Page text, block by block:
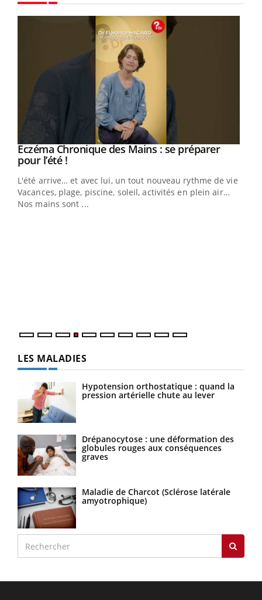
Youtube
Eczéma Chronique des Mains : se préparer
pour l’été !Youtube
L'été arrive… et avec lui, un tout nouveau rythme de vie !
Vacances, plage, piscine, soleil, activités en plein air…
Nos mains sont ...
LES MALADIES
Hypotension orthostatique : quand la
pression artérielle chute au lever
Drépanocytose : une déformation des
globules rouges aux conséquences
graves
Maladie de Charcot (Sclérose latérale
amyotrophique)